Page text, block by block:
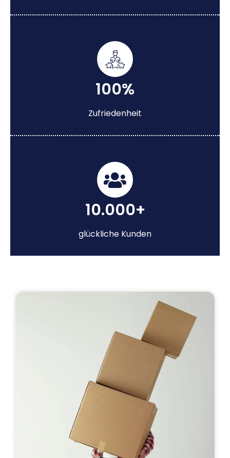
100%
Zufriedenheit
10.000+
glückliche Kunden